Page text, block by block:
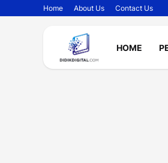
Home About Us Contact Us
HOME